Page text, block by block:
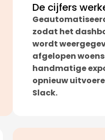
De cijfers
zodat het
wordt
afgelopen
handmatige
opnieuw
Slack.